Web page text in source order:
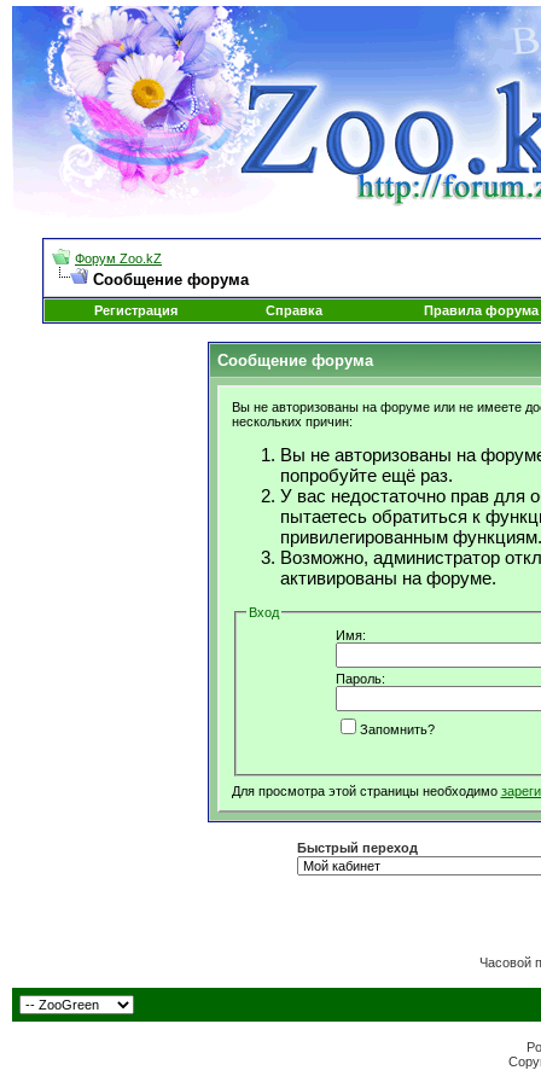
Форум Zoo.kZ
Сообщение форума
Регистрация Справка Правила форума
Сообщение форума
Вы не авторизованы на форуме или не имеете
нескольких причин:
Вы не авторизованы на
попробуйте ещё раз.
У вас недостаточно прав для
пытаетесь обратиться к
привилегированным функциям.
Возможно, администратор
активированы на форуме.
Вход
Имя:
Пароль:
Запомнить?
Для просмотра этой страницы необходимо
Быстрый переход
Часовой